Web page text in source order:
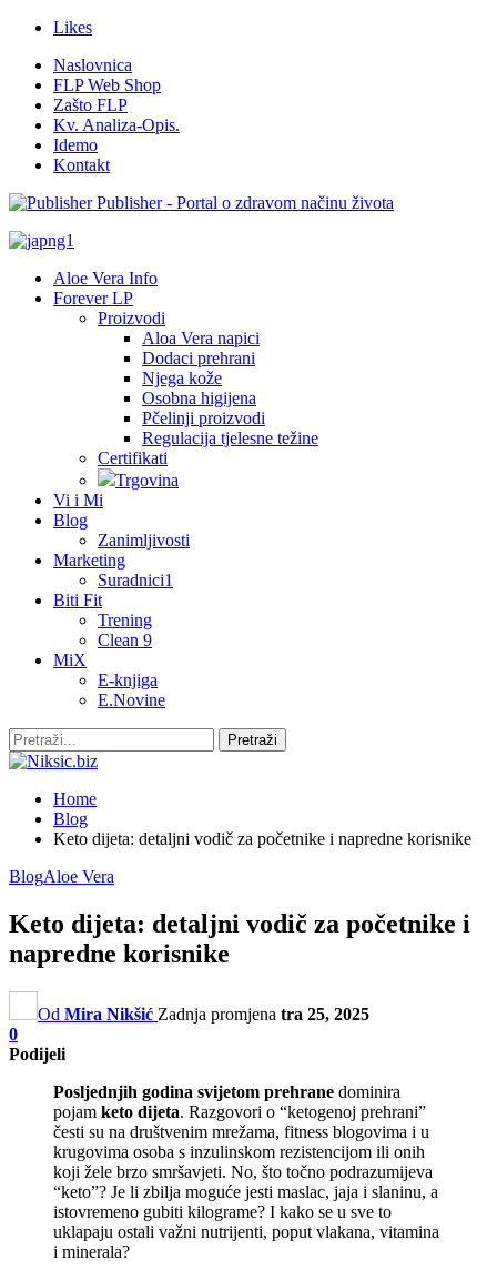
Likes
Naslovnica
FLP Web Shop
Zašto FLP
Kv. Analiza-Opis.
Idemo
Kontakt
Publisher - Portal o zdravom načinu života
Aloe Vera Info
Forever LP
Proizvodi
Aloa Vera napici
Dodaci prehrani
Njega kože
Osobna higijena
Pčelinji proizvodi
Regulacija tjelesne težine
Certifikati
Trgovina
Vi i Mi
Blog
Zanimljivosti
Marketing
Suradnici1
Biti Fit
Trening
Clean 9
MiX
E-knjiga
E.Novine
Home
Blog
Keto dijeta: detaljni vodič za početnike i napredne korisnike
BlogAloe Vera
Keto dijeta: detaljni vodič za početnike i
napredne korisnike
Od Mira Nikšić Zadnja promjena tra 25, 2025
0
Podijeli
Posljednjih godina svijetom prehrane dominira
pojam keto dijeta. Razgovori o “ketogenoj prehrani”
česti su na društvenim mrežama, fitness blogovima i u
krugovima osoba s inzulinskom rezistencijom ili onih
koji žele brzo smršavjeti. No, što točno podrazumijeva
“keto”? Je li zbilja moguće jesti maslac, jaja i slaninu, a
istovremeno gubiti kilograme? I kako se u sve to
uklapaju ostali važni nutrijenti, poput vlakana, vitamina
i minerala?